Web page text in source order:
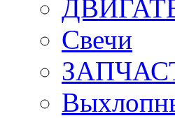
Свечи